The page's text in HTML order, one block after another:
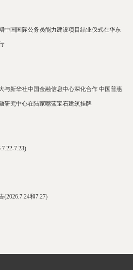
中国国际公务员能力建设项目结业仪式在华东
与新华社中国金融信息中心深化合作 中国普惠
研究中心在陆家嘴蓝宝石建筑挂牌
7.23)
(2026.7.24和7.27)